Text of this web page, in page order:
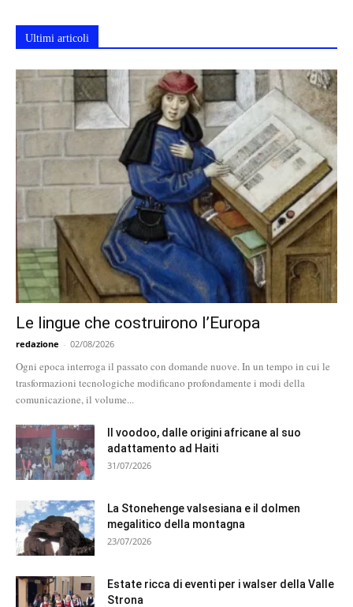
Ultimi articoli
Le lingue che costruirono l’Europa
redazione - 02/08/2026
Ogni epoca interroga il passato con domande nuove. In un tempo in cui le
trasformazioni tecnologiche modificano profondamente i modi della
comunicazione, il volume...
Il voodoo, dalle origini africane al suo
adattamento ad Haiti
31/07/2026
La Stonehenge valsesiana e il dolmen
megalitico della montagna
23/07/2026
Estate ricca di eventi per i walser della Valle
Strona